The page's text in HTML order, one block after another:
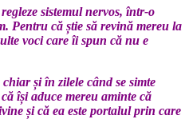
sistemul nervos, într-o
Pentru că știe să revină mereu la
voci care îi spun că nu e
și în zilele când se simte
își aduce mereu aminte că
și că ea este portalul prin care